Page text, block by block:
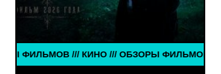
/// ОБЗОРЫ ФИЛЬМОВ /// КИНО /// ОБЗОРЫ